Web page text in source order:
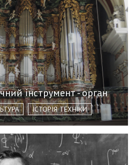
інструмент - орган
ІСТОРІЯ ТЕХНІКИ